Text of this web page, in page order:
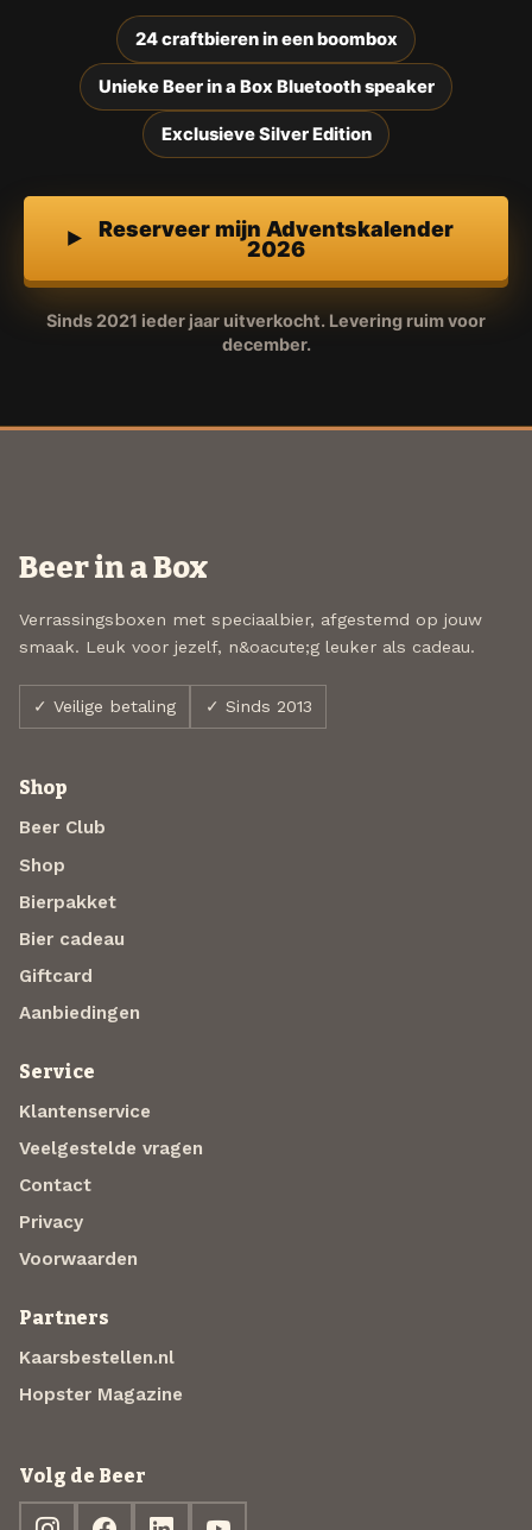
24 craftbieren in een boombox
Unieke Beer in a Box Bluetooth speaker
Exclusieve Silver Edition
Reserveer mijn Adventskalender
2026
Sinds 2021 ieder jaar uitverkocht. Levering ruim voor
december.
Beer in a Box
Verrassingsboxen met speciaalbier, afgestemd op jouw
smaak. Leuk voor jezelf, n&oacute;g leuker als cadeau.
✓ Veilige betaling ✓ Sinds 2013
Shop
Beer Club
Shop
Bierpakket
Bier cadeau
Giftcard
Aanbiedingen
Service
Klantenservice
Veelgestelde vragen
Contact
Privacy
Voorwaarden
Partners
Kaarsbestellen.nl
Hopster Magazine
Volg de Beer